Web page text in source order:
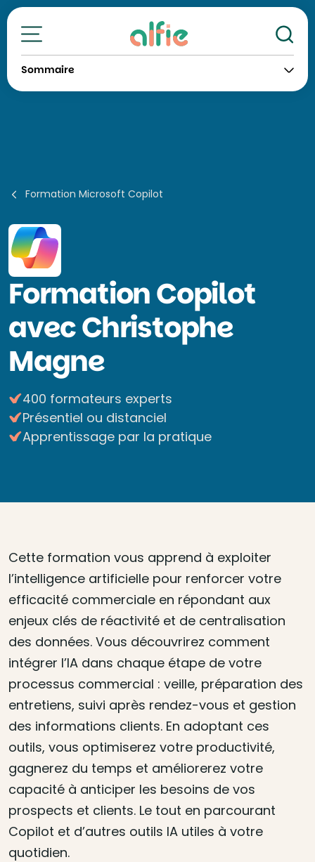
Toutes nos formations
Sommaire
Formation Microsoft Copilot
FormationCopilot
avec Christophe
Magne
400 formateurs experts
Présentiel ou distanciel
Apprentissage par la pratique
Cette formation vous apprend à exploiter
l’intelligence artificielle pour renforcer votre
efficacité commerciale en répondant aux
enjeux clés de réactivité et de centralisation
des données. Vous découvrirez comment
intégrer l’IA dans chaque étape de votre
processus commercial : veille, préparation des
entretiens, suivi après rendez-vous et gestion
des informations clients. En adoptant ces
outils, vous optimiserez votre productivité,
gagnerez du temps et améliorerez votre
capacité à anticiper les besoins de vos
prospects et clients. Le tout en parcourant
Copilot et d’autres outils IA utiles à votre
quotidien.